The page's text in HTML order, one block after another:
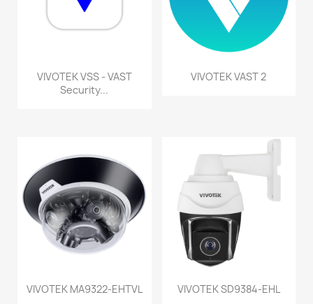
VIVOTEK VSS - VAST
Security...
VIVOTEK VAST 2
VIVOTEK MA9322-EHTVL VIVOTEK SD9384-EHL